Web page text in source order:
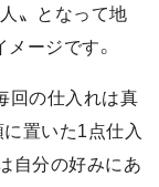
〟となって地
ージです。
回の仕入れは真
置いた1点仕入
自分の好みにあ